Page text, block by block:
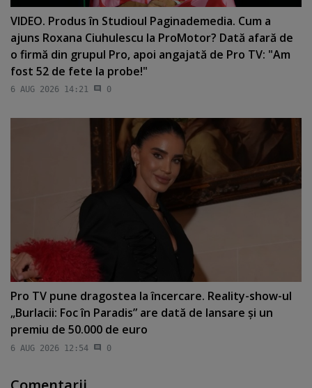
VIDEO. Produs în Studioul Paginademedia. Cum a
ajuns Roxana Ciuhulescu la ProMotor? Dată afară de
o firmă din grupul Pro, apoi angajată de Pro TV: "Am
fost 52 de fete la probe!"
6 AUG 2026 14:21 0
Pro TV pune dragostea la încercare. Reality-show-ul
„Burlacii: Foc în Paradis” are dată de lansare şi un
premiu de 50.000 de euro
6 AUG 2026 12:54 0